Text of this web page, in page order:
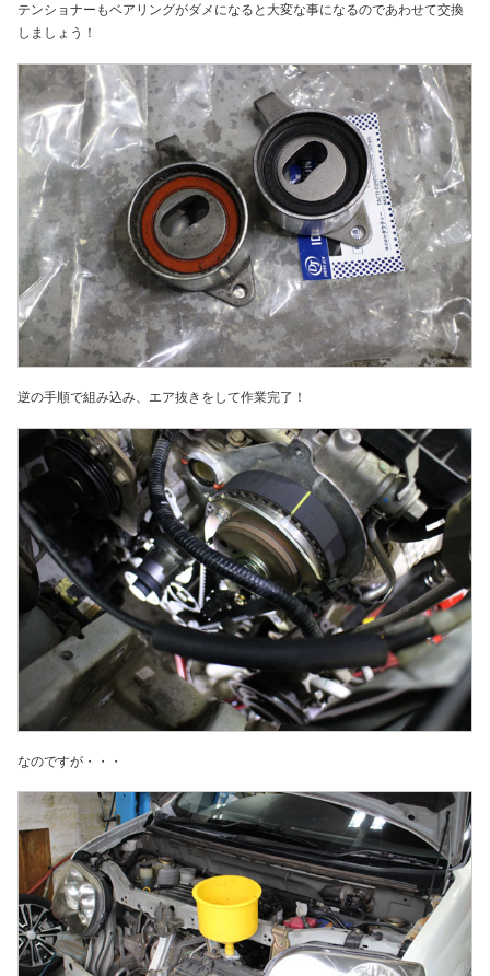
テンショナーもベアリングがダメになると大変な事になるのであわせて交換
しましょう！
逆の手順で組み込み、エア抜きをして作業完了！
なのですが・・・